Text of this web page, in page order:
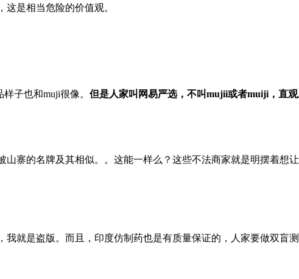
是相当危险的价值观。
子也和muji很像。 但是人家叫网易严选，不叫mujii或者muiji，直
寨的名牌及其相似。。这能一样么？这些不法商家就是明摆着想
就是盗版。而且，印度仿制药也是有质量保证的，人家要做双盲